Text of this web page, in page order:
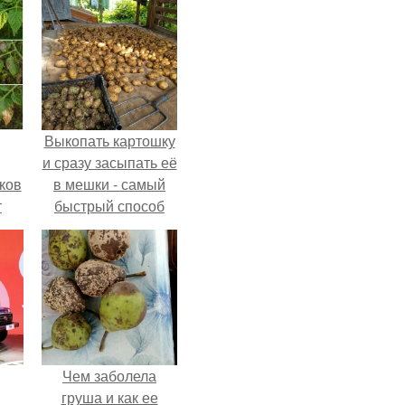
Выкопать картошку
и сразу засыпать её
в мешки - самый
быстрый способ
спрятать вместе с
урожаем гниль,
порезы и больные
клубни.
Чем заболела
груша и как ее